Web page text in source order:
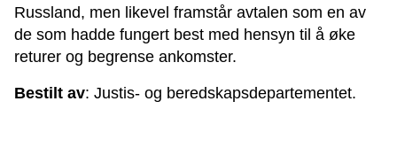
Russland, men likevel framstår avtalen som en av
de som hadde fungert best med hensyn til å øke
returer og begrense ankomster.
Bestilt av: Justis- og beredskapsdepartementet.